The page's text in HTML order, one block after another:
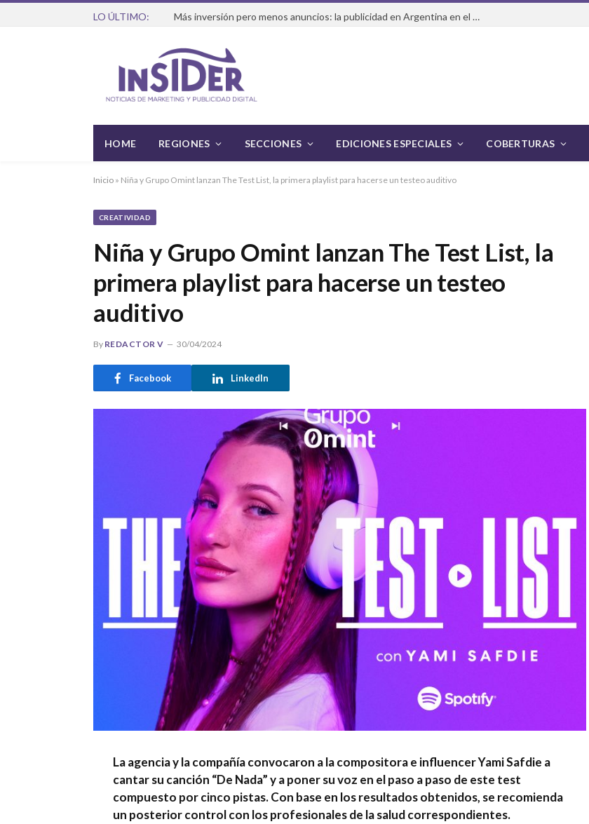
LO ÚLTIMO: Más inversión pero menos anuncios: la publicidad en Argentina en el primer semestre de 2026
HOME REGIONES SECCIONES EDICIONES ESPECIALES COBERTURAS
Inicio » Niña y Grupo Omint lanzan The Test List, la primera playlist para hacerse un testeo auditivo
CREATIVIDAD
Niña y Grupo Omint lanzan The Test List, la
primera playlist para hacerse un testeo
auditivo
By REDACTOR V 30/04/2024
Facebook LinkedIn
La agencia y la compañía convocaron a la compositora e influencer Yami Safdie a
cantar su canción “De Nada” y a poner su voz en el paso a paso de este test
compuesto por cinco pistas. Con base en los resultados obtenidos, se recomienda
un posterior control con los profesionales de la salud correspondientes.